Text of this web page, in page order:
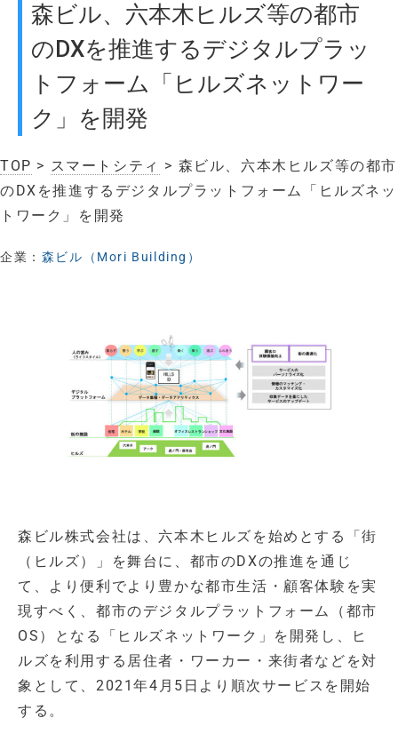
森ビル、六本木ヒルズ等の都市
のDXを推進するデジタルプラッ
トフォーム「ヒルズネットワー
ク」を開発
TOP > スマートシティ > 森ビル、六本木ヒルズ等の都市
のDXを推進するデジタルプラットフォーム「ヒルズネッ
トワーク」を開発
企業： 森ビル（Mori Building）
森ビル株式会社は、六本木ヒルズを始めとする「街
（ヒルズ）」を舞台に、都市のDXの推進を通じ
て、より便利でより豊かな都市生活・顧客体験を実
現すべく、都市のデジタルプラットフォーム（都市
OS）となる「ヒルズネットワーク」を開発し、ヒ
ルズを利用する居住者・ワーカー・来街者などを対
象として、2021年4月5日より順次サービスを開始
する。